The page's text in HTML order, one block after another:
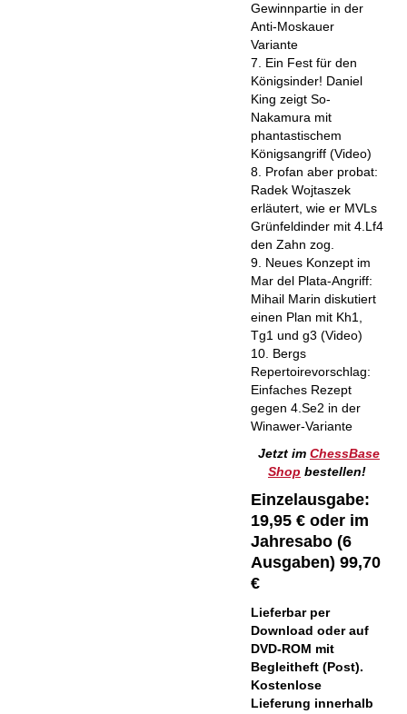
Gewinnpartie in der
Anti-Moskauer
Variante
7. Ein Fest für den
Königsinder! Daniel
King zeigt So-
Nakamura mit
phantastischem
Königsangriff (Video)
8. Profan aber probat:
Radek Wojtaszek
erläutert, wie er MVLs
Grünfeldinder mit 4.Lf4
den Zahn zog.
9. Neues Konzept im
Mar del Plata-Angriff:
Mihail Marin diskutiert
einen Plan mit Kh1,
Tg1 und g3 (Video)
10. Bergs
Repertoirevorschlag:
Einfaches Rezept
gegen 4.Se2 in der
Winawer-Variante
Jetzt im ChessBase
Shop bestellen!
Einzelausgabe:
19,95 € oder im
Jahresabo (6
Ausgaben) 99,70
€
Lieferbar per
Download oder auf
DVD-ROM mit
Begleitheft (Post).
Kostenlose
Lieferung innerhalb